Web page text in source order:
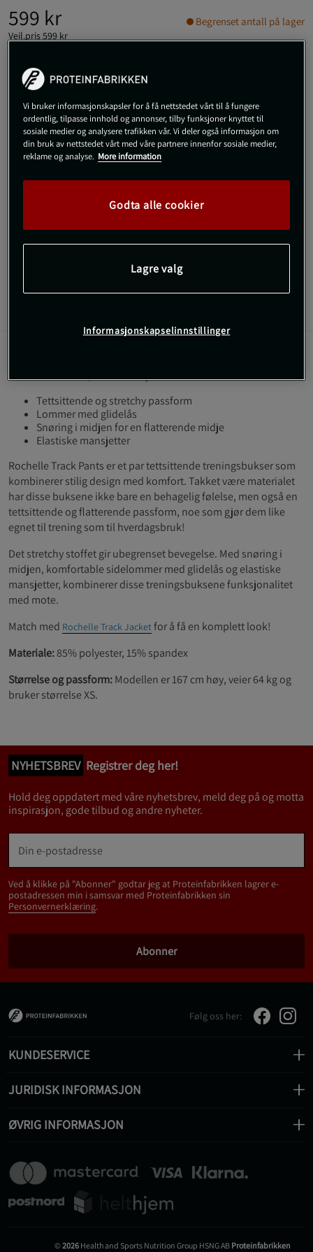
599 kr
Veil.pris599 kr
Begrenset antall på lager
S
Kjøp
Gratis frakt over 800 kr Gratis retur
8720874617778
Tettsittende og stretchy passform
Lommer med glidelås
Snøring i midjen for en flatterende midje
Elastiske mansjetter
Rochelle Track Pants er et par tettsittende treningsbukser som
kombinerer stilig design med komfort. Takket være materialet
har disse buksene ikke bare en behagelig følelse, men også en
tettsittende og flatterende passform, noe som gjør dem like
egnet til trening som til hverdagsbruk!
Det stretchy stoffet gir ubegrenset bevegelse. Med snøring i
midjen, komfortable sidelommer med glidelås og elastiske
mansjetter, kombinerer disse treningsbuksene funksjonalitet
med mote.
Match med Rochelle Track Jacketfor å få en komplett look!
Materiale:85% polyester, 15% spandex
Størrelse og passform:Modellen er 167 cm høy, veier 64 kg og
bruker størrelse XS.
NYHETSBREV Registrer deg her!
Hold deg oppdatert med våre nyhetsbrev, meld deg på og motta
inspirasjon, gode tilbud og andre nyheter.
Ved å klikke på "Abonner" godtar jeg at Proteinfabrikken lagrer e-
postadressen min i samsvar med Proteinfabrikken sin
Personvernerklæring.
Abonner
Følg oss her:
KUNDESERVICE
JURIDISK INFORMASJON
ØVRIG INFORMASJON
©2026 Health and Sports Nutrition Group HSNG AB Proteinfabrikken
Vi bruker informasjonskapsler for å få nettstedet vårt til å fungere
ordentlig, tilpasse innhold og annonser, tilby funksjoner knyttet til
sosiale medier og analysere trafikken vår. Vi deler også informasjon om
din bruk av nettstedet vårt med våre partnere innenfor sosiale medier,
reklame og analyse. More information
Godta alle cookier
Lagre valg
Informasjonskapselinnstillinger